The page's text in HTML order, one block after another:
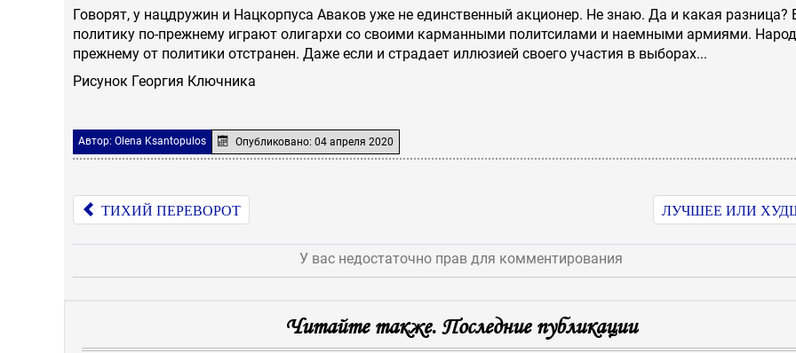
Говорят, у нацдружин и Нацкорпуса Аваков уже не единственный акционер. Не знаю. Да и какая разница?
политику по-прежнему играют олигархи со своими карманными политсилами и наемными армиями.
прежнему от политики отстранен. Даже если и страдает иллюзией своего участия в выборах...
Рисунок Георгия Ключника
Автор: Olena Ksantopulos Опубликовано: 04 апреля 2020
ТИХИЙ ПЕРЕВОРОТ ЛУЧШЕЕ ИЛИ
У вас недостаточно прав для комментирования
Читайте также. Последние публикации